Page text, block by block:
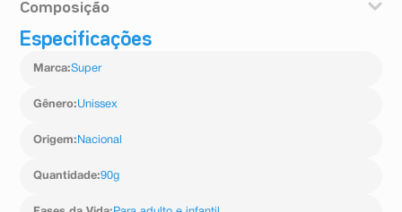
dia ou segundo a recomendação do seu dentista.
Composição
Fluoreto de sódio (1450 ppm de fluor).
Especificações
Marca:Super
Gênero:Unissex
Origem: Nacional
Quantidade:90g